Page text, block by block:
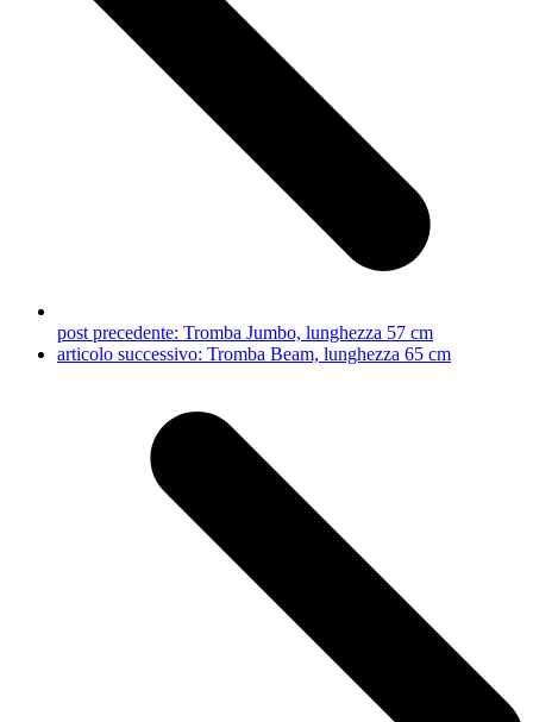
post precedente: Tromba Jumbo, lunghezza 57 cm
articolo successivo: Tromba Beam, lunghezza 65 cm